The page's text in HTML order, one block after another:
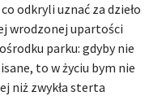
odkryli uznać za dzieło
wrodzonej upartości
parku: gdyby nie
to w życiu bym nie
niż zwykła sterta